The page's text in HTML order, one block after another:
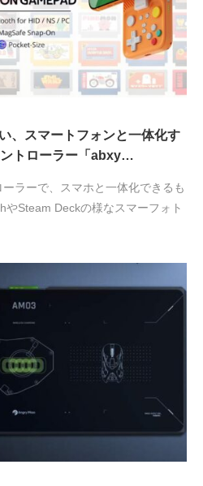
、スマートフォンと一体化す
トローラー「abxy…
ラーで、スマホと一体化できるも
Steam Deckの様なスマーフォト